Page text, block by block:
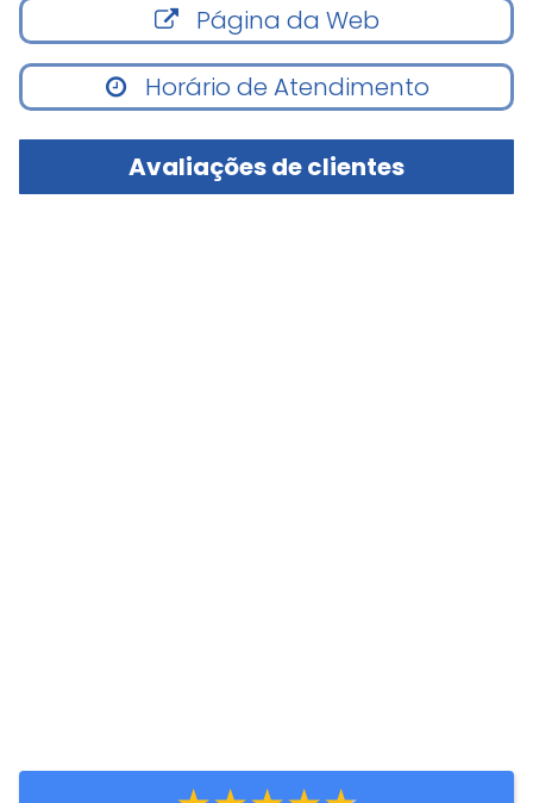
Página da Web
Horário de Atendimento
Avaliações de clientes